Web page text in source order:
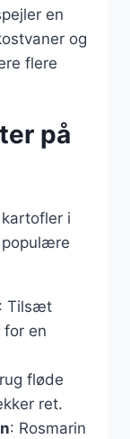
en
og
flere
på
i
populære
: Tilsæt
en
fløde
ret.
: Rosmarin